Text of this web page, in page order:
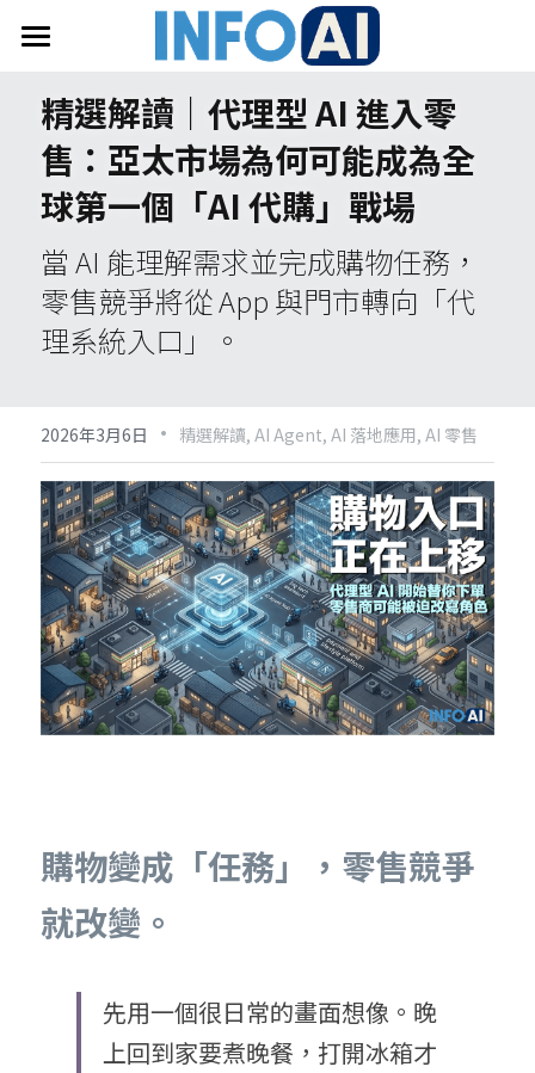
關於InfoAI
訂閱電子報
最新文章
搜索
精選解讀｜代理型 AI 進入零
售：亞太市場為何可能成為全
球第一個「AI 代購」戰場
當 AI 能理解需求並完成購物任務，
零售競爭將從 App 與門市轉向「代
理系統入口」。
2026年3月6日 · 精選解讀, AI Agent, AI 落地應用, AI 零售
購物變成「任務」，零售競爭
就改變。
先用一個很日常的畫面想像。晚
上回到家要煮晚餐，打開冰箱才